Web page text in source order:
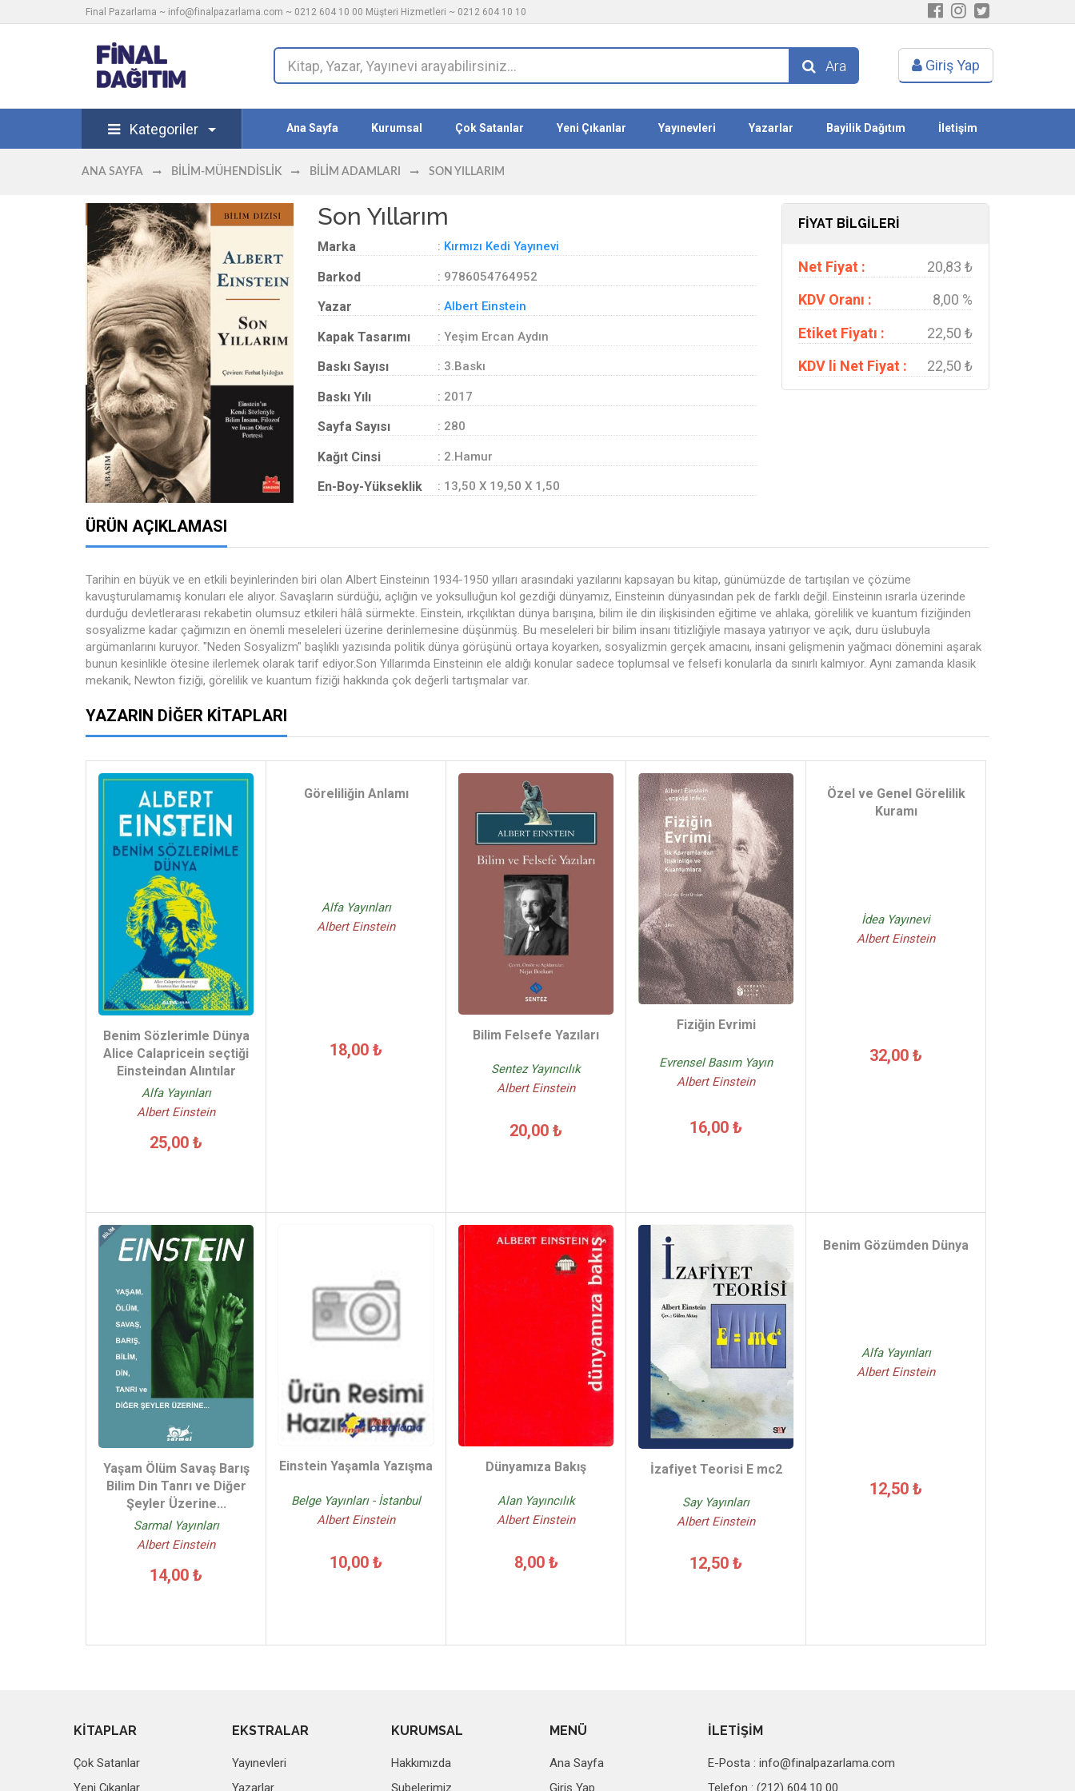
Final Pazarlama ~ info@finalpazarlama.com ~ 0212 604 10 00 Müşteri Hizmetleri ~ 0212 604 10 10
Ara Giriş Yap
Kategoriler Ana Sayfa Kurumsal Çok Satanlar Yeni Çıkanlar Yayınevleri Yazarlar Bayilik Dağıtım İletişim
ANA SAYFA BILIM-MÜHENDISLIK BILIM ADAMLARI SON YILLARIM
Son Yıllarım
Marka : Kırmızı Kedi Yayınevi
Barkod : 9786054764952
Yazar : Albert Einstein
Kapak Tasarımı : Yeşim Ercan Aydın
Baskı Sayısı : 3.Baskı
Baskı Yılı : 2017
Sayfa Sayısı : 280
Kağıt Cinsi : 2.Hamur
En-Boy-Yükseklik : 13,50 X 19,50 X 1,50
FİYAT BİLGİLERİ
Net Fiyat :
20,83 ₺
KDV Oranı :
8,00 %
Etiket Fiyatı :
22,50 ₺
KDV li Net Fiyat :
22,50 ₺
ÜRÜN AÇIKLAMASI
Tarihin en büyük ve en etkili beyinlerinden biri olan Albert Einsteinın 1934-1950 yılları arasındaki yazılarını kapsayan bu kitap, günümüzde de tartışılan ve çözüme
kavuşturulamamış konuları ele alıyor. Savaşların sürdüğü, açlığın ve yoksulluğun kol gezdiği dünyamız, Einsteinın dünyasından pek de farklı değil. Einsteinın ısrarla üzerinde
durduğu devletlerarası rekabetin olumsuz etkileri hâlâ sürmekte. Einstein, ırkçılıktan dünya barışına, bilim ile din ilişkisinden eğitime ve ahlaka, görelilik ve kuantum fiziğinden
sosyalizme kadar çağımızın en önemli meseleleri üzerine derinlemesine düşünmüş. Bu meseleleri bir bilim insanı titizliğiyle masaya yatırıyor ve açık, duru üslubuyla
argümanlarını kuruyor. "Neden Sosyalizm" başlıklı yazısında politik dünya görüşünü ortaya koyarken, sosyalizmin gerçek amacını, insani gelişmenin yağmacı dönemini aşarak
bunun kesinlikle ötesine ilerlemek olarak tarif ediyor.Son Yıllarımda Einsteinın ele aldığı konular sadece toplumsal ve felsefi konularla da sınırlı kalmıyor. Aynı zamanda klasik
mekanik, Newton fiziği, görelilik ve kuantum fiziği hakkında çok değerli tartışmalar var.
YAZARIN DIĞER KITAPLARI
Benim Sözlerimle Dünya
Alice Calapricein seçtiği
Einsteindan Alıntılar
Alfa Yayınları
Albert Einstein
25,00 ₺
Göreliliğin Anlamı
Alfa Yayınları
Albert Einstein
18,00 ₺
Bilim Felsefe Yazıları
Sentez Yayıncılık
Albert Einstein
20,00 ₺
Fiziğin Evrimi
Evrensel Basım Yayın
Albert Einstein
16,00 ₺
Özel ve Genel Görelilik
Kuramı
İdea Yayınevi
Albert Einstein
32,00 ₺
Yaşam Ölüm Savaş Barış
Bilim Din Tanrı ve Diğer
Şeyler Üzerine...
Sarmal Yayınları
Albert Einstein
14,00 ₺
Einstein Yaşamla Yazışma
Belge Yayınları - İstanbul
Albert Einstein
10,00 ₺
Dünyamıza Bakış
Alan Yayıncılık
Albert Einstein
8,00 ₺
İzafiyet Teorisi E mc2
Say Yayınları
Albert Einstein
12,50 ₺
Benim Gözümden Dünya
Alfa Yayınları
Albert Einstein
12,50 ₺
KİTAPLAR
Çok Satanlar
Yeni Çıkanlar
EKSTRALAR
Yayınevleri
Yazarlar
KURUMSAL
Hakkımızda
Şubelerimiz
MENÜ
Ana Sayfa
Giriş Yap
İLETİŞİM
E-Posta :info@finalpazarlama.com
Telefon : (212) 604 10 00